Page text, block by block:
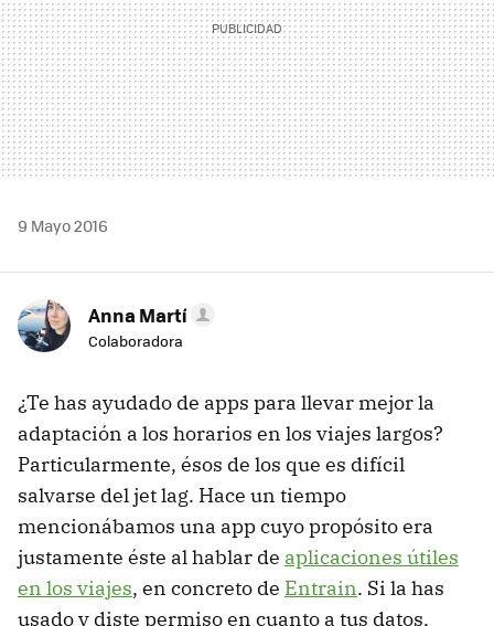
9 Mayo 2016
Anna Martí
Colaboradora
¿Te has ayudado de apps para llevar mejor la
adaptación a los horarios en los viajes largos?
Particularmente, ésos de los que es difícil
salvarse del jet lag. Hace un tiempo
mencionábamos una app cuyo propósito era
justamente éste al hablar de aplicaciones útiles
en los viajes, en concreto de Entrain. Si la has
usado y diste permiso en cuanto a tus datos,